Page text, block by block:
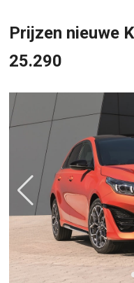
Prijzen nieuwe
25.290